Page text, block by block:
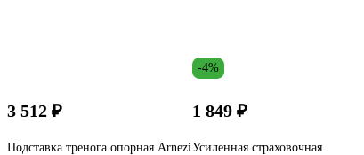
3 512 ₽
Подставка тренога опорная Arnezi
-4%
1 849 ₽
Усиленная страховочная